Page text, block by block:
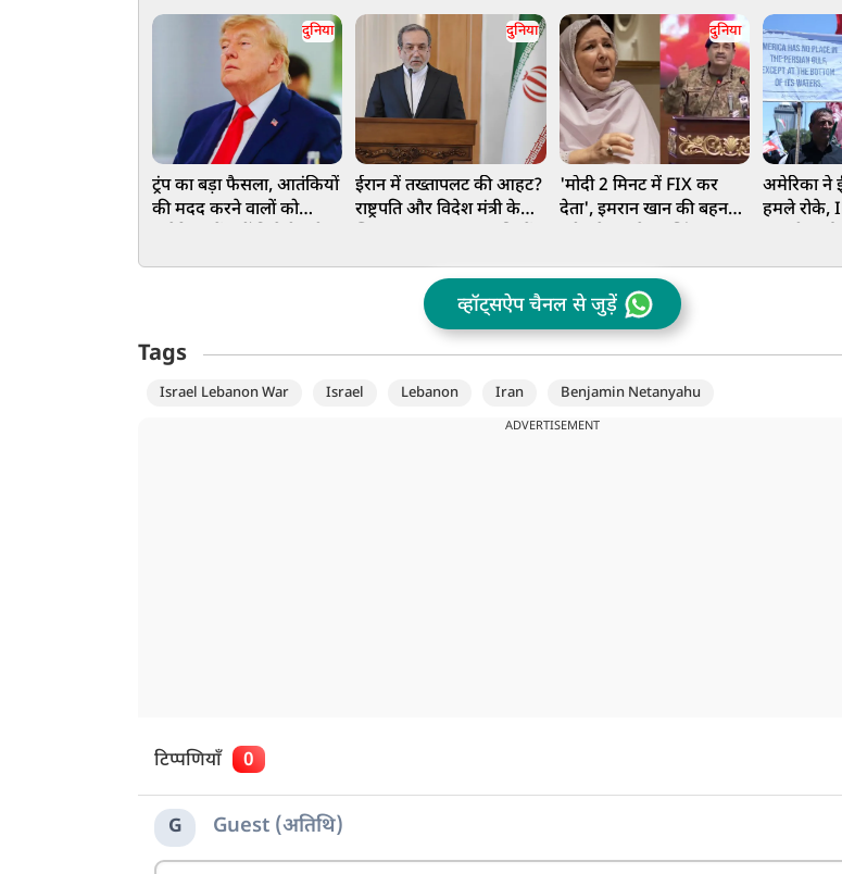
दुनिया
ट्रंप का बड़ा फैसला, आतंकियों
की मदद करने वालों को
दुनिया
ईरान में तख्तापलट की आहट?
राष्ट्रपति और विदेश मंत्री के
दुनिया
'मोदी 2 मिनट में FIX कर
देता', इमरान खान की बहन
मिल गया नोटिस
अमेरिका ने
हमले रोके,
व्हॉट्सऐप चैनल से जुड़ें
Tags
Israel Lebanon War Israel Lebanon Iran Benjamin Netanyahu
ADVERTISEMENT
टिप्पणियाँ 0
G Guest (अतिथि)